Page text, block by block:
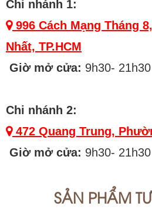
Chi nhánh 1:
996 Cách Mạng Tháng
Nhất, TP.HCM
Giờ mở cửa: 9h30-
Chi nhánh 2:
472 Quang Trung,
Giờ mở cửa: 9h30-
SẢN PHẨM